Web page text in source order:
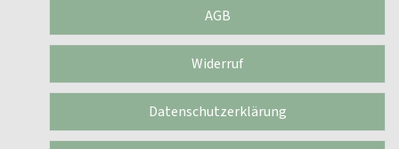
AGB
Widerruf
Datenschutzerklärung